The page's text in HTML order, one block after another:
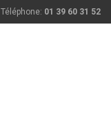
Téléphone: 01 39 60 31 52